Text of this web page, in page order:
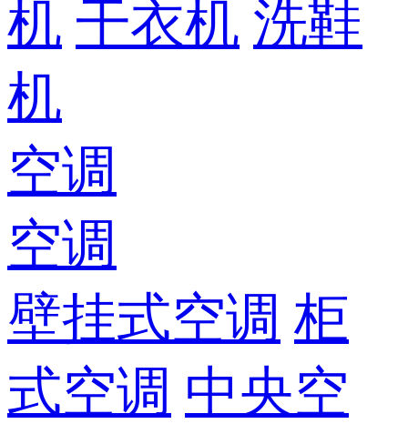
机 干衣机 洗鞋
机
空调
空调
壁挂式空调 柜
式空调 中央空